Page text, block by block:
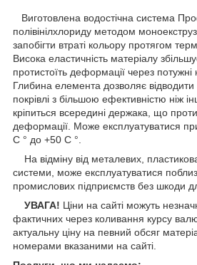
Виготовлена водостічна система
полівінілхлориду методом
запобігти втраті кольору протягом
Висока еластичність матеріалу
протистоїть деформації через
Глибина елемента дозволяє відводити
покрівлі з більшою ефективністю ніж
кріпиться всередині держака, що
деформації. Може експлуатуватися
С ° до +50 С °.
На відміну від металевих,
системи, може експлуатуватися
промислових підприємств без шкоди
УВАГА! Ціни на сайті можуть
фактичних через коливання курсу
актуальну ціну на певний обсяг
номерами вказаними на сайті.